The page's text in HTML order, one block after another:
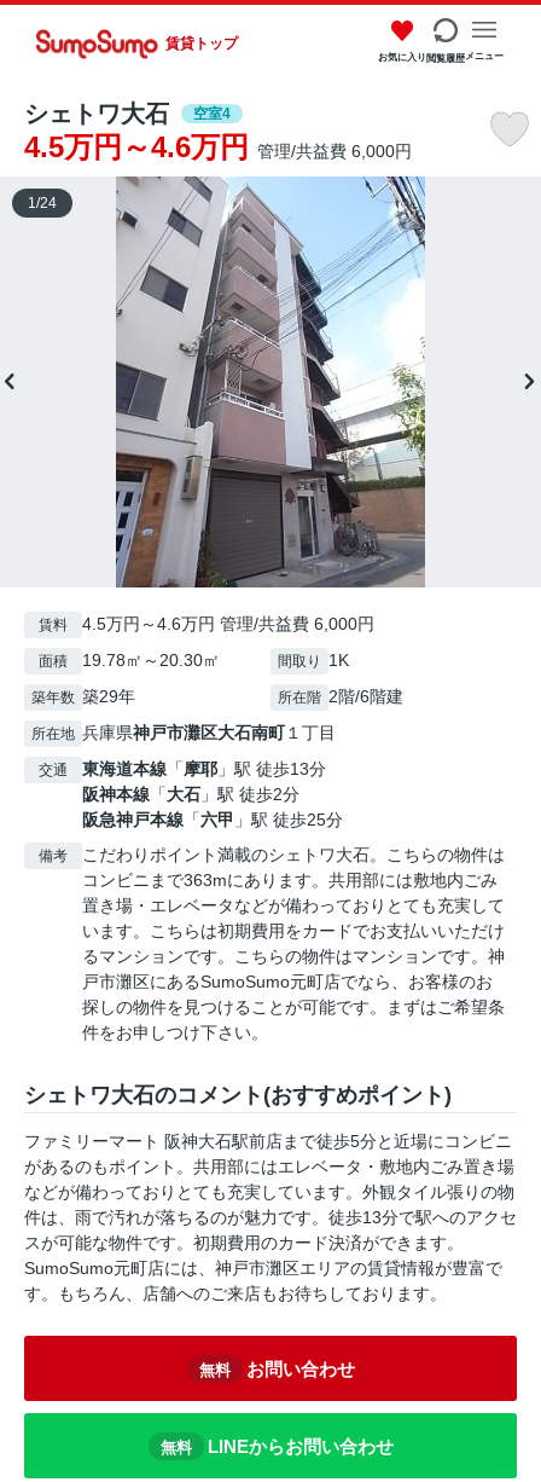
賃貸トップ
お気に入り閲覧履歴メニュー
シェトワ大石 空室4
4.5万円～4.6万円 管理/共益費 6,000円
1 /24
賃料 4.5万円～4.6万円 管理/共益費 6,000円
面積 19.78㎡～20.30㎡ 間取り 1K
築年数 築29年 所在階 2階/6階建
所在地 兵庫県神戸市灘区大石南町１丁目
交通 東海道本線 「摩耶 」駅 徒歩13分
阪神本線 「大石 」駅 徒歩2分
阪急神戸本線 「六甲 」駅 徒歩25分
備考
こだわりポイント満載のシェトワ大石。こちらの物件は
コンビニまで363mにあります。共用部には敷地内ごみ
置き場・エレベータなどが備わっておりとても充実して
います。こちらは初期費用をカードでお支払いいただけ
るマンションです。こちらの物件はマンションです。神
戸市灘区にあるSumoSumo元町店でなら、お客様のお
探しの物件を見つけることが可能です。まずはご希望条
件をお申しつけ下さい。
シェトワ大石のコメント(おすすめポイント)
ファミリーマート 阪神大石駅前店まで徒歩5分と近場にコンビニ
があるのもポイント。共用部にはエレベータ・敷地内ごみ置き場
などが備わっておりとても充実しています。外観タイル張りの物
件は、雨で汚れが落ちるのが魅力です。徒歩13分で駅へのアクセ
スが可能な物件です。初期費用のカード決済ができます。
SumoSumo元町店には、神戸市灘区エリアの賃貸情報が豊富で
す。もちろん、店舗へのご来店もお待ちしております。
無料 お問い合わせ
無料 LINEからお問い合わせ